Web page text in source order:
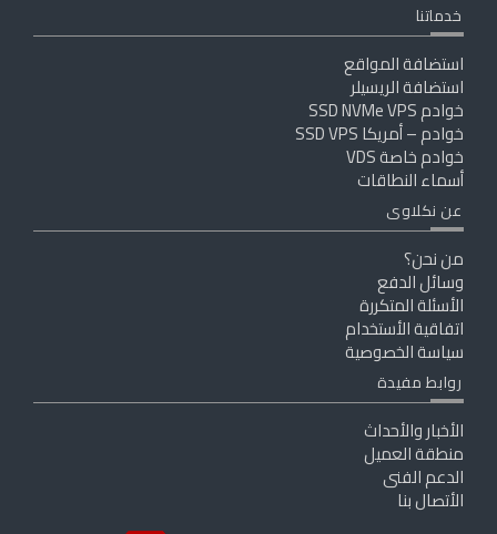
خدماتنا
استضافة المواقع
استضافة الريسيلر
خوادم SSD NVMe VPS
خوادم – أمريكا SSD VPS
خوادم خاصة VDS
أسماء النطاقات
عن نكلاوى
من نحن؟
وسائل الدفع
الأسئلة المتكررة
اتفاقية الأستخدام
سياسة الخصوصية
روابط مفيدة
الأخبار والأحداث
منطقة العميل
الدعم الفنى
الأتصال بنا